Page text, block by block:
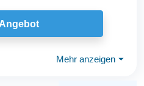
Mehr anzeigen ⏷